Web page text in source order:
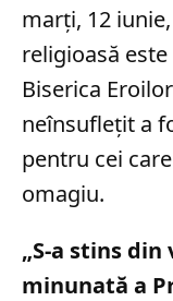
marți, 12
religioasă
Biserica
neînsuflețit a
pentru cei
omagiu.
„S-a stins
minunată a